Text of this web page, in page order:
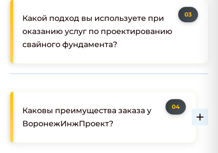
Какой подход вы используете при
оказанию услуг по проектированию
свайного фундамента?
Каковы преимущества заказа у
ВоронежИнжПроект?